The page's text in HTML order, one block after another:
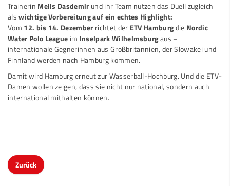
Trainerin Melis Dasdemir und ihr Team nutzen das Duell zugleich
alswichtige Vorbereitung auf ein echtes Highlight:
Vom 12. bis 14. Dezember richtet der ETV Hamburgdie Nordic
Water Polo League im Inselpark Wilhelmsburgaus –
internationale Gegnerinnen aus Großbritannien, der Slowakei und
Finnland werden nach Hamburg kommen.
Damit wird Hamburg erneut zur Wasserball-Hochburg. Und die ETV-
Damen wollen zeigen, dass sie nicht nur national, sondern auch
international mithalten können.
Zurück